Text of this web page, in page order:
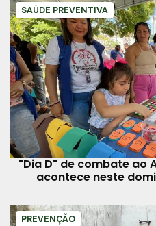
SAÚDE PREVENTIVA
"Dia D" de combate ao
acontece neste
PREVENÇÃO